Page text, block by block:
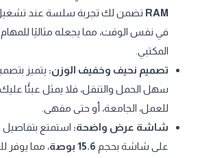
RAM تضمن لك تجربة سلسة عند تشغيل
في نفس الوقت، مما يجعله مثاليًا
المكتبي.
تصميم نحيف وخفيف الوزن: يتميز
سهل الحمل والتنقل، فلا يمثل عبئًا
للعمل، الجامعة، أو حتى مقهى.
شاشة عرض واضحة: استمتع بتفاصيل
على شاشة بحجم 15.6 بوصة
، مما يوفر